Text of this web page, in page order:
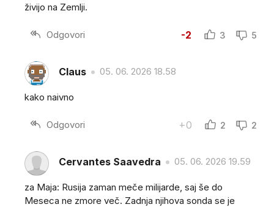
živijo na Zemlji.
Odgovori -2 3 5
Claus 05. 06. 2026 18.58
kako naivno
Odgovori +0 2 2
Cervantes Saavedra 05. 06. 2026 19.59
za Maja: Rusija zaman meče milijarde, saj še do
Meseca ne zmore več. Zadnja njihova sonda se je